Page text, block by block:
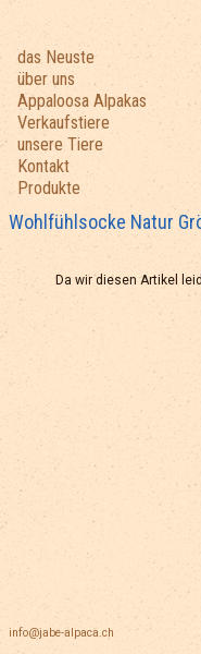
das Neuste
über uns
Appaloosa Alpakas
Verkaufstiere
unsere Tiere
Kontakt
Produkte
Wohlfühlsocke Natur
Da wir diesen Artikel
info@jabe-alpaca.ch